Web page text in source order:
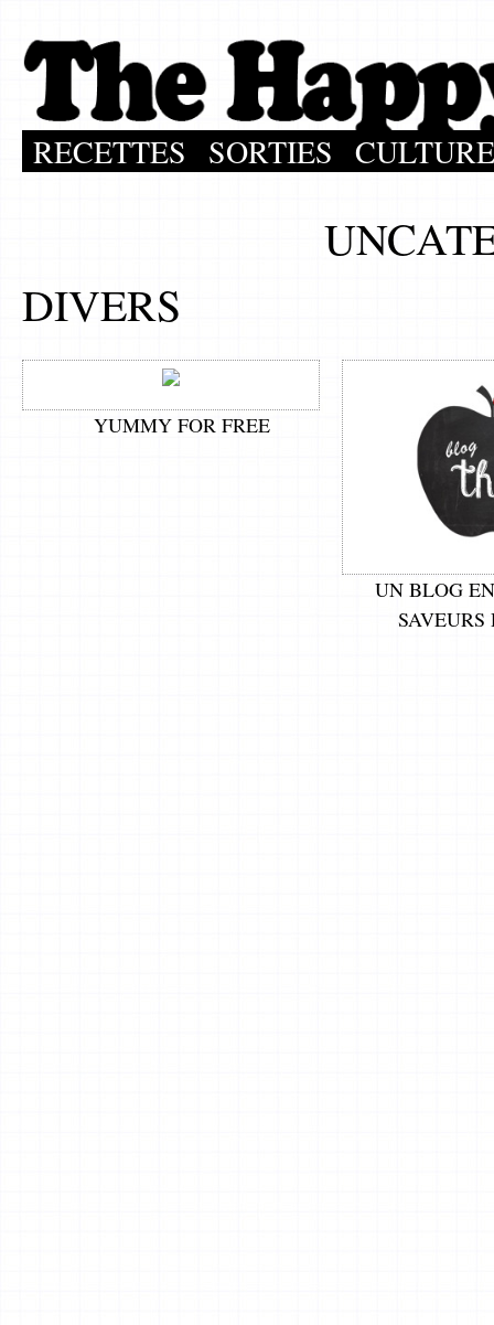
RECETTES SORTIES CULTURE
DIVERS
YUMMY FOR FREE
UN BLOG